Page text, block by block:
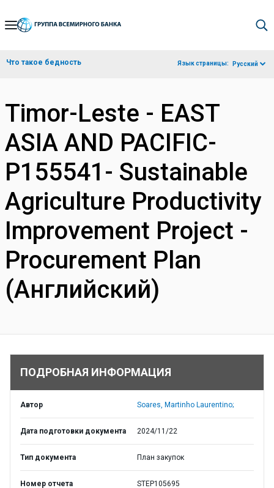
Skip
Navigation
Что такое бедность Язык страницы: Русский
Timor-Leste - EAST
ASIA AND PACIFIC-
P155541- Sustainable
Agriculture Productivity
Improvement Project -
Procurement Plan
(Английский)
ПОДРОБНАЯ ИНФОРМАЦИЯ
Автор Soares, Martinho Laurentino;
Дата подготовки документа 2024/11/22
Тип документа План закупок
Номер отчета STEP105695